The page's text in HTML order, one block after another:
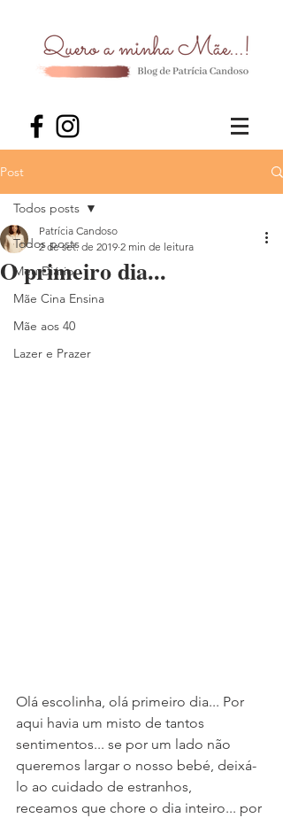
Post
Todos posts
Meu Diário
Mãe Cina Ensina
Mãe aos 40
Lazer e Prazer
Todos posts
O primeiro dia...
Patrícia Candoso
2 de set. de 2019 2 min de leitura
Olá escolinha, olá primeiro dia... Por
aqui havia um misto de tantos
sentimentos... se por um lado não
queremos largar o nosso bebé, deixá-
lo ao cuidado de estranhos,
receamos que chore o dia inteiro... por